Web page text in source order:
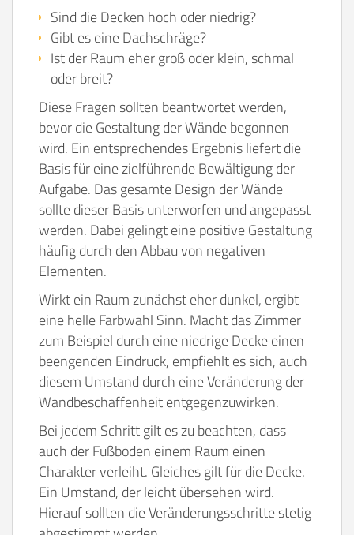
Sind die Decken hoch oder niedrig?
Gibt es eine Dachschräge?
Ist der Raum eher groß oder klein, schmal
oder breit?
Diese Fragen sollten beantwortet werden,
bevor die Gestaltung der Wände begonnen
wird. Ein entsprechendes Ergebnis liefert die
Basis für eine zielführende Bewältigung der
Aufgabe. Das gesamte Design der Wände
sollte dieser Basis unterworfen und angepasst
werden. Dabei gelingt eine positive Gestaltung
häufig durch den Abbau von negativen
Elementen.
Wirkt ein Raum zunächst eher dunkel, ergibt
eine helle Farbwahl Sinn. Macht das Zimmer
zum Beispiel durch eine niedrige Decke einen
beengenden Eindruck, empfiehlt es sich, auch
diesem Umstand durch eine Veränderung der
Wandbeschaffenheit entgegenzuwirken.
Bei jedem Schritt gilt es zu beachten, dass
auch der Fußboden einem Raum einen
Charakter verleiht. Gleiches gilt für die Decke.
Ein Umstand, der leicht übersehen wird.
Hierauf sollten die Veränderungsschritte stetig